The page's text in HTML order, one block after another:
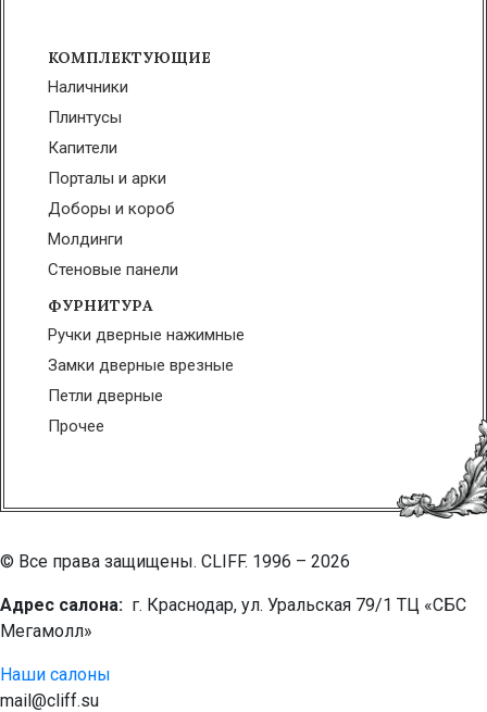
КОМПЛЕКТУЮЩИЕ
Наличники
Плинтусы
Капители
Порталы и арки
Доборы и короб
Молдинги
Стеновые панели
ФУРНИТУРА
Ручки дверные нажимные
Замки дверные врезные
Петли дверные
Прочее
© Все права защищены. CLIFF. 1996 – 2026
Адрес салона: г. Краснодар, ул. Уральская 79/1 ТЦ «СБС
Мегамолл»
Наши салоны
mail@cliff.su